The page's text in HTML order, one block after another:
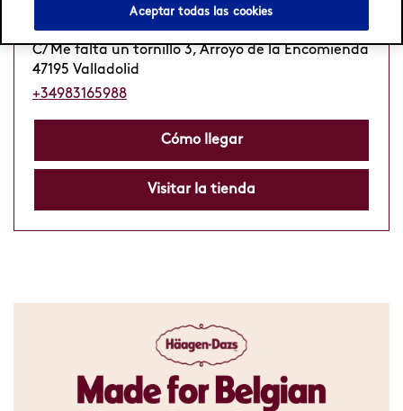
C.C. Rioshopping
C/ Me falta un tornillo 3, Arroyo de la Encomienda
47195 Valladolid
+34983165988
Cómo llegar
Visitar la tienda
Aceptar todas las cookies